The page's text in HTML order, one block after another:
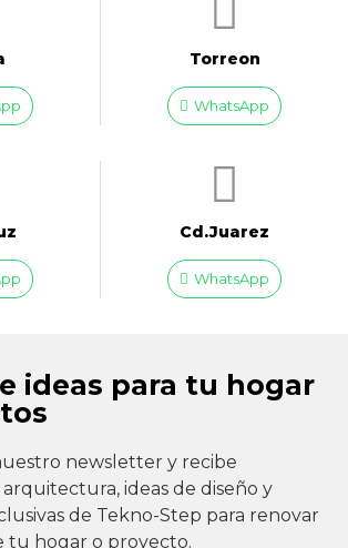
Torreon
WhatsApp
Cd.Juarez
WhatsApp
ideas para tu hogar
newsletter y recibe
ideas de diseño y
de Tekno-Step para renovar
tu hogar o proyecto.